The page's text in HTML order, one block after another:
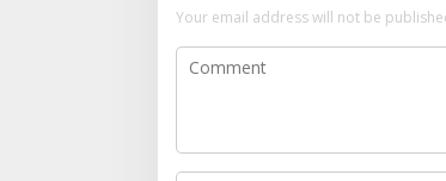
Your email address will not be